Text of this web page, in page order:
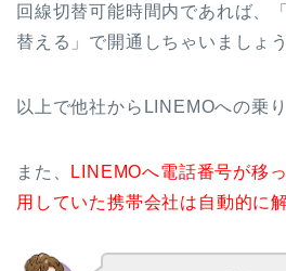
回線切替可能時間内であれば、
替える」で開通しちゃいましょう
以上で他社からLINEMOへの乗
また、
LINEMOへ電話番号が移
用していた携帯会社は自動的に